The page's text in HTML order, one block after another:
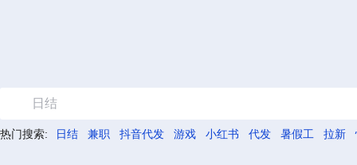
日结
热门搜索: 日结 兼职 抖音代发 游戏 小红书 代发 暑假工 拉新